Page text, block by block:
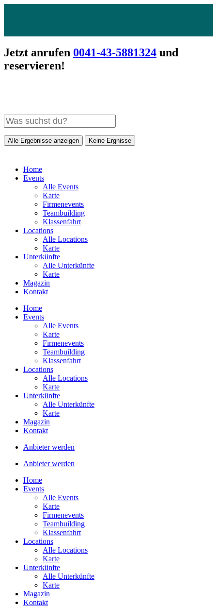
Jetzt anrufen 0041-43-5881324 und
reservieren!
Alle Ergebnisse anzeigen Keine Ergnisse
Home
Events
Alle Events
Karte
Firmenevents
Teambuilding
Klassenfahrt
Locations
Alle Locations
Karte
Unterkünfte
Alle Unterkünfte
Karte
Magazin
Kontakt
Home
Events
Alle Events
Karte
Firmenevents
Teambuilding
Klassenfahrt
Locations
Alle Locations
Karte
Unterkünfte
Alle Unterkünfte
Karte
Magazin
Kontakt
Anbieter werden
Anbieter werden
Home
Events
Alle Events
Karte
Firmenevents
Teambuilding
Klassenfahrt
Locations
Alle Locations
Karte
Unterkünfte
Alle Unterkünfte
Karte
Magazin
Kontakt